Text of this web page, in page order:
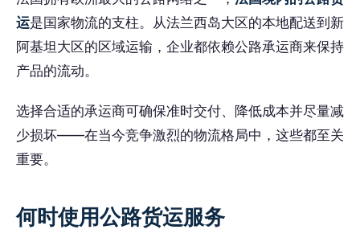
运是国家物流的支柱。从法兰西岛大区的本地配送到新
阿基坦大区的区域运输，企业都依赖公路承运商来保持
产品的流动。
选择合适的承运商可确保准时交付、降低成本并尽量减
少损坏——在当今竞争激烈的物流格局中，这些都至关
重要。
何时使用公路货运服务